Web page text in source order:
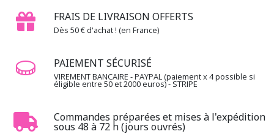
FRAIS DE LIVRAISON OFFERTS
Dès 50 € d'achat ! (en France)
PAIEMENT SÉCURISÉ
VIREMENT BANCAIRE - PAYPAL (paiement x 4 possible si
éligible entre 50 et 2000 euros) - STRIPE
Commandes préparées et mises à l'expédition
sous 48 à 72 h (jours ouvrés)